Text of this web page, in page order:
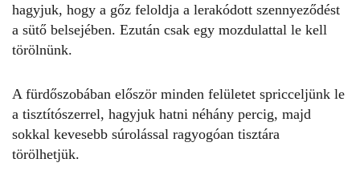
hagyjuk, hogy a gőz feloldja a lerakódott szennyeződést
a sütő belsejében. Ezután csak egy mozdulattal le kell
törölnünk.
A fürdőszobában először minden felületet spricceljünk le
a tisztítószerrel, hagyjuk hatni néhány percig, majd
sokkal kevesebb súrolással ragyogóan tisztára
törölhetjük.